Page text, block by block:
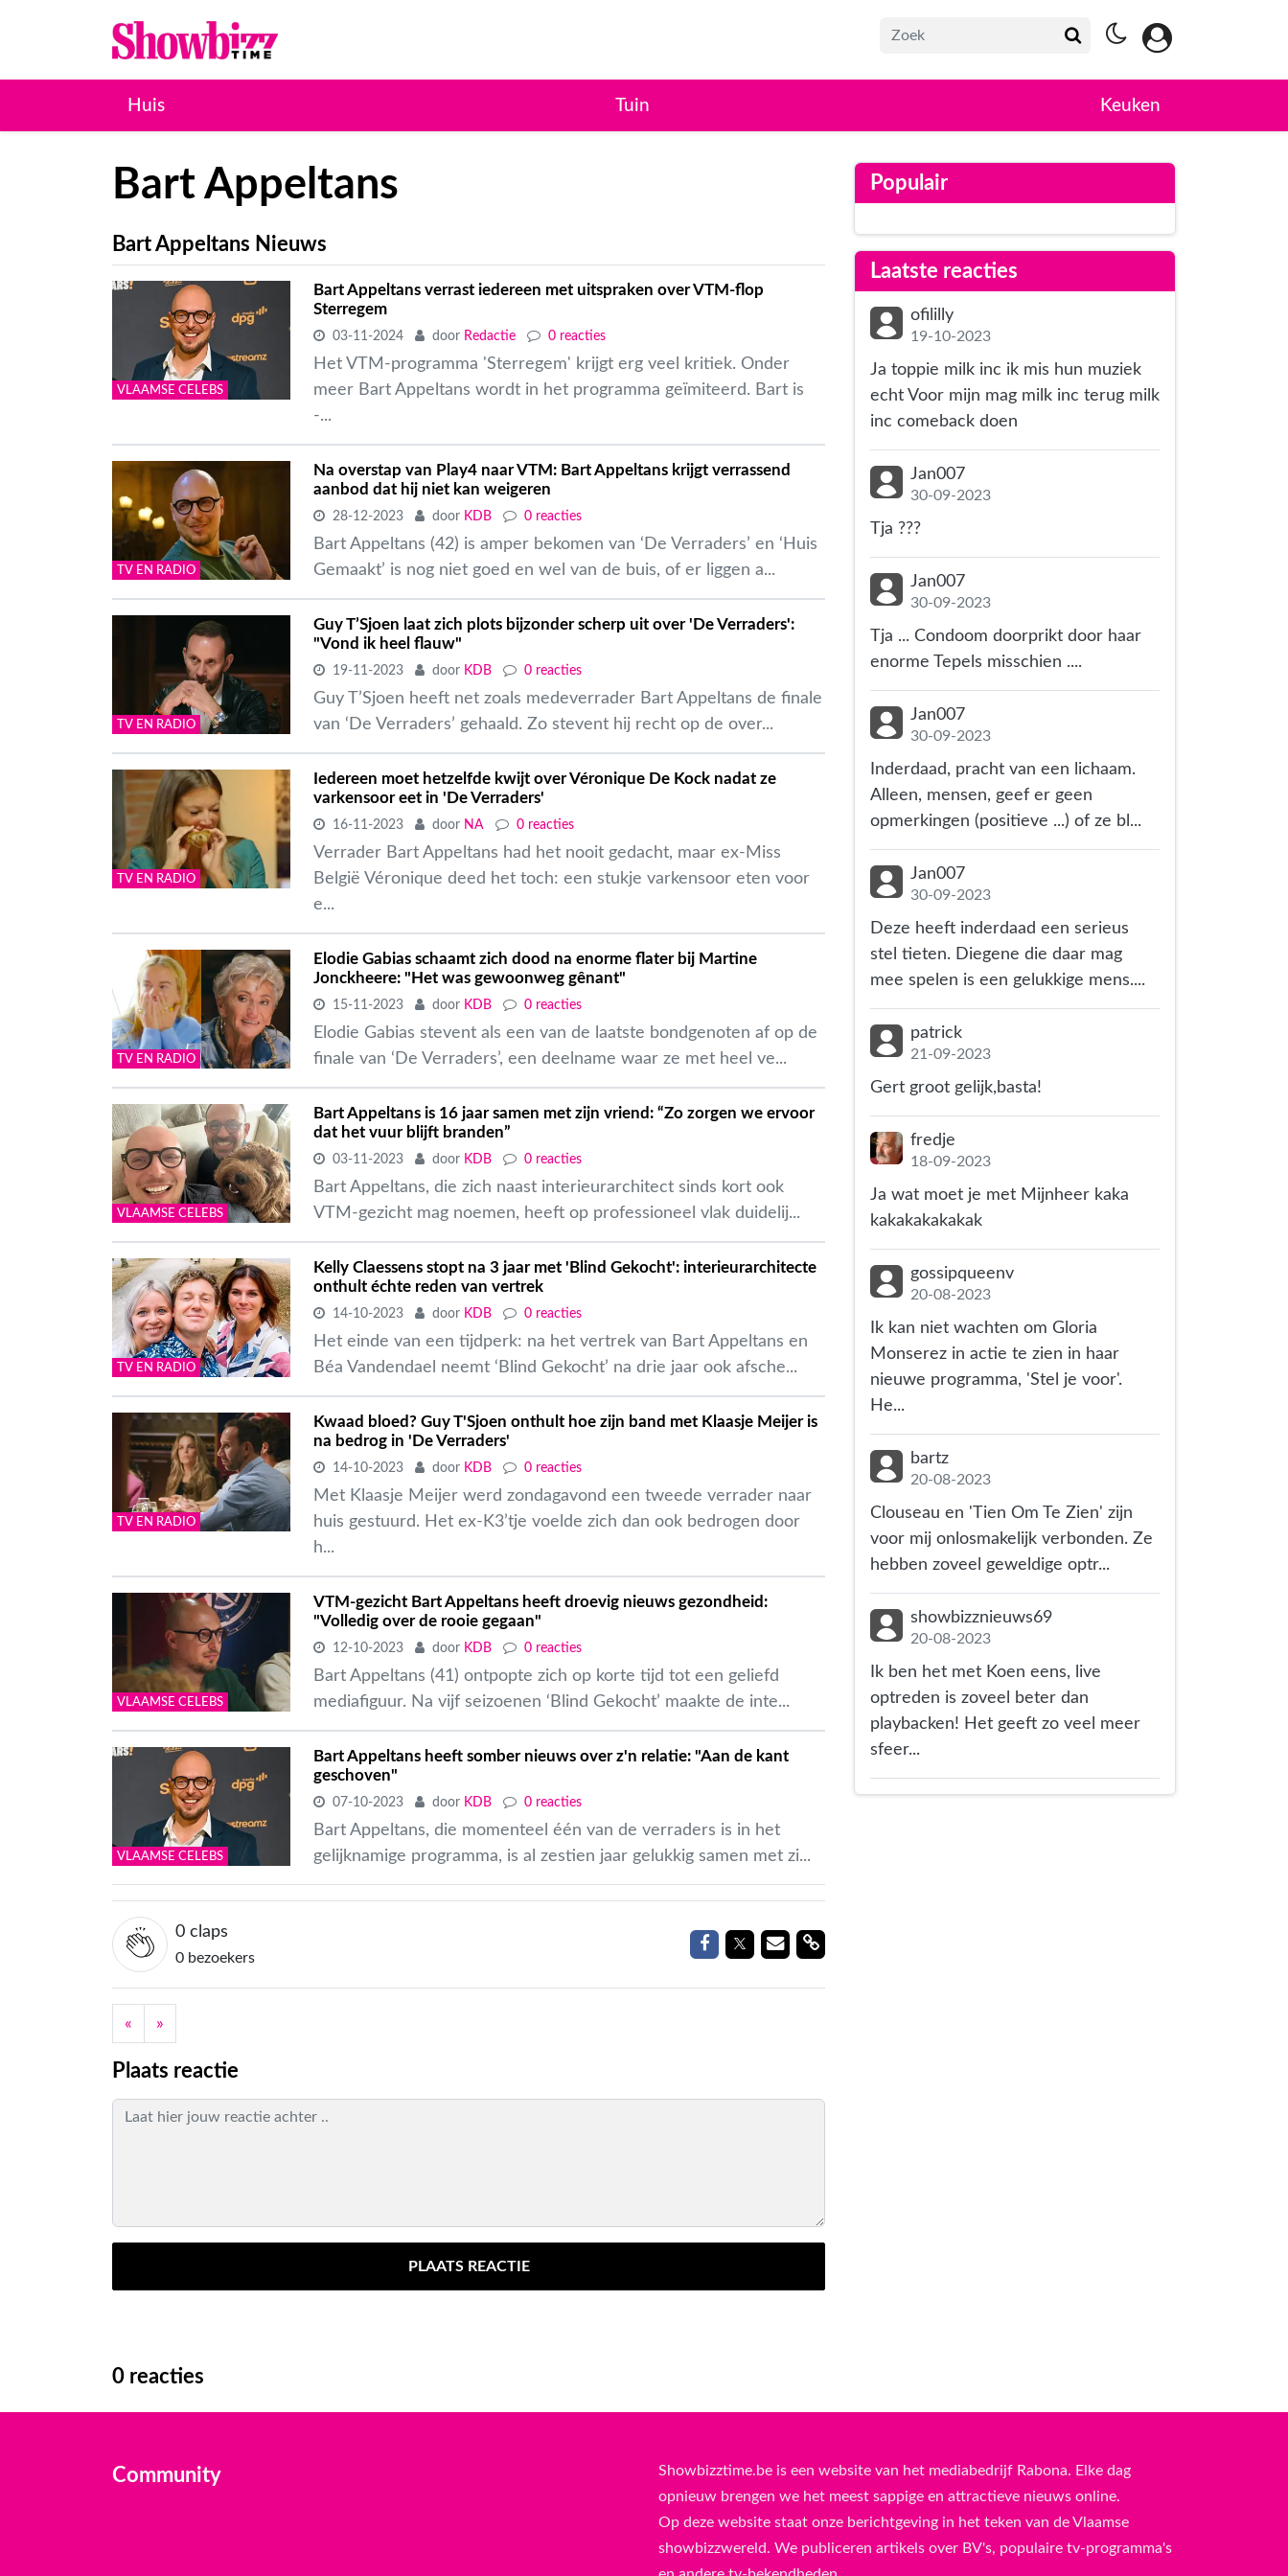
Huis Tuin Keuken
Bart Appeltans
Bart Appeltans Nieuws
VLAAMSE CELEBS
Bart Appeltans verrast iedereen met uitspraken over VTM-flop
Sterregem
03-11-2024 door Redactie 0 reacties
Het VTM-programma 'Sterregem' krijgt erg veel kritiek. Onder
meer Bart Appeltans wordt in het programma geïmiteerd. Bart is
-...
TV EN RADIO
Na overstap van Play4 naar VTM: Bart Appeltans krijgt verrassend
aanbod dat hij niet kan weigeren
28-12-2023 door KDB 0 reacties
Bart Appeltans (42) is amper bekomen van ‘De Verraders’ en ‘Huis
Gemaakt’ is nog niet goed en wel van de buis, of er liggen a...
TV EN RADIO
Guy T’Sjoen laat zich plots bijzonder scherp uit over 'De Verraders':
"Vond ik heel flauw"
19-11-2023 door KDB 0 reacties
Guy T’Sjoen heeft net zoals medeverrader Bart Appeltans de finale
van ‘De Verraders’ gehaald. Zo stevent hij recht op de over...
TV EN RADIO
Iedereen moet hetzelfde kwijt over Véronique De Kock nadat ze
varkensoor eet in 'De Verraders'
16-11-2023 door NA 0 reacties
Verrader Bart Appeltans had het nooit gedacht, maar ex-Miss
België Véronique deed het toch: een stukje varkensoor eten voor
e...
TV EN RADIO
Elodie Gabias schaamt zich dood na enorme flater bij Martine
Jonckheere: "Het was gewoonweg gênant"
15-11-2023 door KDB 0 reacties
Elodie Gabias stevent als een van de laatste bondgenoten af op de
finale van ‘De Verraders’, een deelname waar ze met heel ve...
VLAAMSE CELEBS
Bart Appeltans is 16 jaar samen met zijn vriend: “Zo zorgen we ervoor
dat het vuur blijft branden”
03-11-2023 door KDB 0 reacties
Bart Appeltans, die zich naast interieurarchitect sinds kort ook
VTM-gezicht mag noemen, heeft op professioneel vlak duidelij...
TV EN RADIO
Kelly Claessens stopt na 3 jaar met 'Blind Gekocht': interieurarchitecte
onthult échte reden van vertrek
14-10-2023 door KDB 0 reacties
Het einde van een tijdperk: na het vertrek van Bart Appeltans en
Béa Vandendael neemt ‘Blind Gekocht’ na drie jaar ook afsche...
TV EN RADIO
Kwaad bloed? Guy T'Sjoen onthult hoe zijn band met Klaasje Meijer is
na bedrog in 'De Verraders'
14-10-2023 door KDB 0 reacties
Met Klaasje Meijer werd zondagavond een tweede verrader naar
huis gestuurd. Het ex-K3’tje voelde zich dan ook bedrogen door
h...
VLAAMSE CELEBS
VTM-gezicht Bart Appeltans heeft droevig nieuws gezondheid:
"Volledig over de rooie gegaan"
12-10-2023 door KDB 0 reacties
Bart Appeltans (41) ontpopte zich op korte tijd tot een geliefd
mediafiguur. Na vijf seizoenen ‘Blind Gekocht’ maakte de inte...
VLAAMSE CELEBS
Bart Appeltans heeft somber nieuws over z'n relatie: "Aan de kant
geschoven"
07-10-2023 door KDB 0 reacties
Bart Appeltans, die momenteel één van de verraders is in het
gelijknamige programma, is al zestien jaar gelukkig samen met zi...
0 claps
0 bezoekers
Delen op Facebook
Delen op Twitter
Delen via Mail
Delen via link
« »
Plaats reactie
PLAATS REACTIE
0 reacties
Populair
Laatste reacties
ofililly
19-10-2023
Ja toppie milk inc ik mis hun muziek
echt Voor mijn mag milk inc terug milk
inc comeback doen
Jan007
30-09-2023
Tja ???
Jan007
30-09-2023
Tja ... Condoom doorprikt door haar
enorme Tepels misschien ....
Jan007
30-09-2023
Inderdaad, pracht van een lichaam.
Alleen, mensen, geef er geen
opmerkingen (positieve ...) of ze bl...
Jan007
30-09-2023
Deze heeft inderdaad een serieus
stel tieten. Diegene die daar mag
mee spelen is een gelukkige mens....
patrick
21-09-2023
Gert groot gelijk,basta!
fredje
18-09-2023
Ja wat moet je met Mijnheer kaka
kakakakakakak
gossipqueenv
20-08-2023
Ik kan niet wachten om Gloria
Monserez in actie te zien in haar
nieuwe programma, 'Stel je voor'.
He...
bartz
20-08-2023
Clouseau en 'Tien Om Te Zien' zijn
voor mij onlosmakelijk verbonden. Ze
hebben zoveel geweldige optr...
showbizznieuws69
20-08-2023
Ik ben het met Koen eens, live
optreden is zoveel beter dan
playbacken! Het geeft zo veel meer
sfeer...
Community
Showbizztime.be is een website van het mediabedrijf Rabona. Elke dag
opnieuw brengen we het meest sappige en attractieve nieuws online.
Op deze website staat onze berichtgeving in het teken van de Vlaamse
showbizzwereld. We publiceren artikels over BV's, populaire tv-programma's